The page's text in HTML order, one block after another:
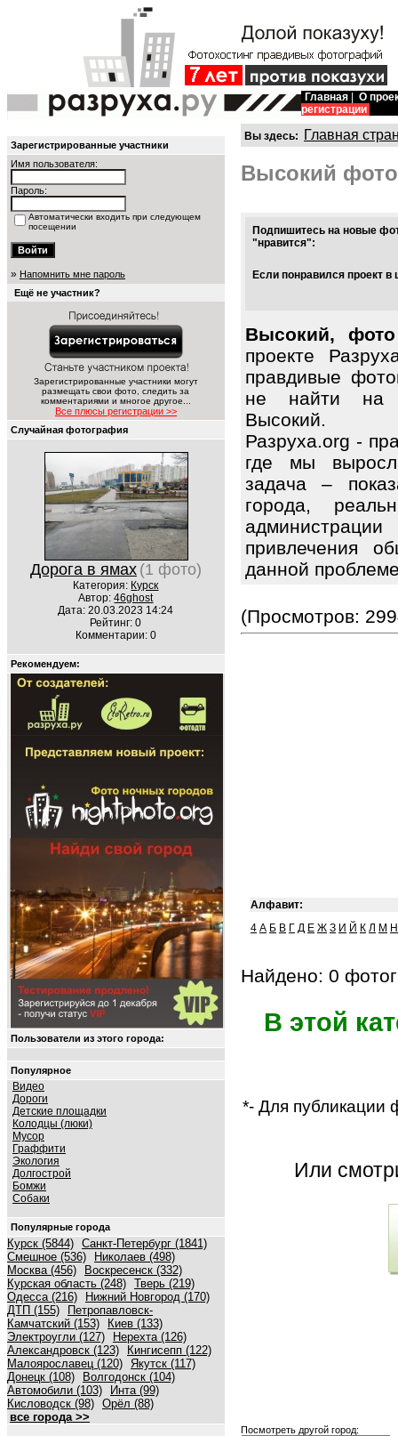
Главная
О
регистрации
Зарегистрированные участники
Имя пользователя:
Пароль:
Автоматически входить при следующем
посещении
» Напомнить мне пароль
Ещё не участник?
Зарегистрированные участники могут
размещать свои фото, следить за
комментариями и многое другое...
Все плюсы регистрации >>
Случайная фотография
Дорога в ямах (1 фото)
Категория: Курск
Автор:46ghost
Дата: 20.03.2023 14:24
Рейтинг: 0
Комментарии: 0
Рекомендуем:
Пользователи из этого города:
Популярное
Видео
Дороги
Детские площадки
Колодцы (люки)
Мусор
Граффити
Экология
Долгострой
Бомжи
Собаки
Популярные города
Курск (5844) Санкт-Петербург (1841)
Смешное (536)
Николаев (498)
Москва (456)
Воскресенск (332)
Курская область (248) Тверь (219)
Одесса (216)
Нижний Новгород (170)
ДТП (155)
Петропавловск-
Камчатский (153)
Киев (133)
Электроугли (127)
Нерехта (126)
Александровск (123)
Кингисепп (122)
Малоярославец (120) Якутск (117)
Донецк (108)
Волгодонск (104)
Автомобили (103)
Инта (99)
Кисловодск (98) Орёл (88)
все города >>
Вы здесь: Главная
Высокий фото
Подпишитесь на новые
"нравится":
Если понравился проект
Высокий,
проекте
правдивые
не найти на
Высокий.
Разруха.org -
где мы
задача –
города,
привлечения
данной
(Просмотров:
Алфавит:
4 А Б В Г Д Е Ж З И Й К Л М Н
Найдено: 0
В этой
*- Для публикации
Или
Посмотреть другой город: